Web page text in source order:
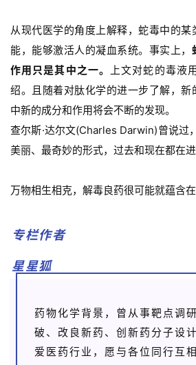
从现代医学的角度上解释，蛇毒中的某
能，能够激活人的凝血系统。事实上，
作用只是其中之一。 上文对蛇的毒液
绍。且随着对肽化学的进一步了解，新
中新的成分和作用将会不断的发现。
查尔斯·达尔文(Charles Darwin)曾说过
美丽、最奇妙的形式，过去和现在都在
万物相生相克，解毒良药很可能就蕴含
专栏作者
星星狐
药物化学背景，曾从事靶点调
破、改良新药、创新药分子设
爱医药行业，愿与各位同行互